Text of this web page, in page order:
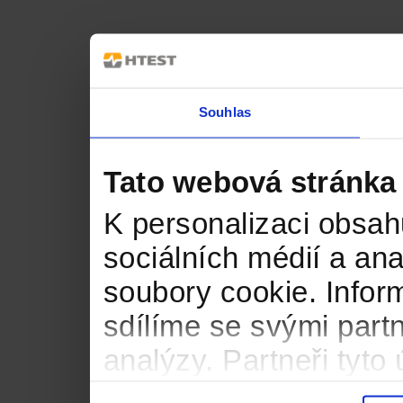
Souhlas
Tato webová
K personalizaci
sociálních médií a
soubory cookie.
sdílíme se svými
analýzy. Partneři tyto
informacemi, které